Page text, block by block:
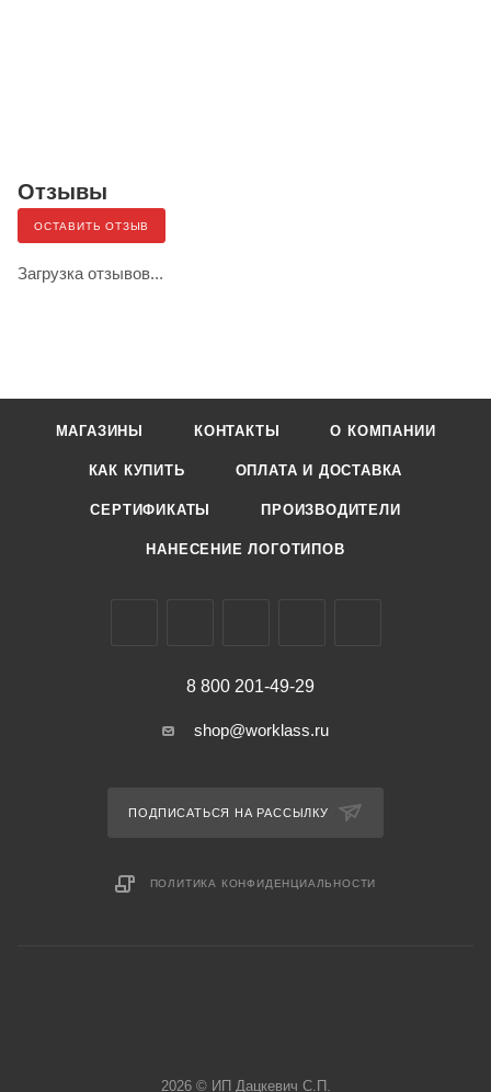
Отзывы
ОСТАВИТЬ ОТЗЫВ
Загрузка отзывов...
МАГАЗИНЫ КОНТАКТЫ О КОМПАНИИ
КАК КУПИТЬ ОПЛАТА И ДОСТАВКА
СЕРТИФИКАТЫ ПРОИЗВОДИТЕЛИ
НАНЕСЕНИЕ ЛОГОТИПОВ
8 800 201-49-29
shop@worklass.ru
ПОДПИСАТЬСЯ НА РАССЫЛКУ
ПОЛИТИКА КОНФИДЕНЦИАЛЬНОСТИ
2026 © ИП Дацкевич С.П.